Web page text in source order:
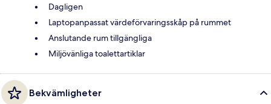
Dagligen
Laptopanpassat värdeförvaringsskåp på rummet
Anslutande rum tillgängliga
Miljövänliga toalettartiklar
Bekvämligheter